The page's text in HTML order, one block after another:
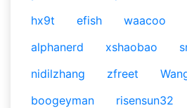
hx9t
efish waacoo
alphanerd
xshaobao
nidilzhang
zfreet
boogeyman
risensun32